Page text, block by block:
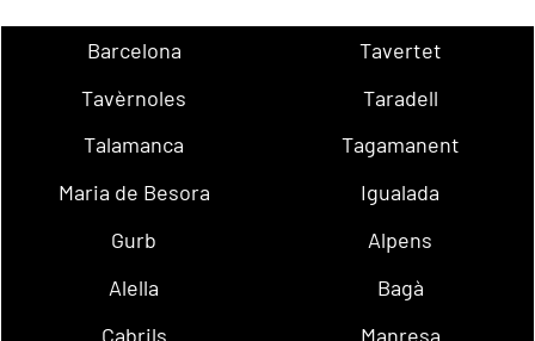
Barcelona
Tavertet
Tavèrnoles
Taradell
Talamanca
Tagamanent
Maria de Besora
Igualada
Gurb
Alpens
Alella
Bagà
Cabrils
Manresa